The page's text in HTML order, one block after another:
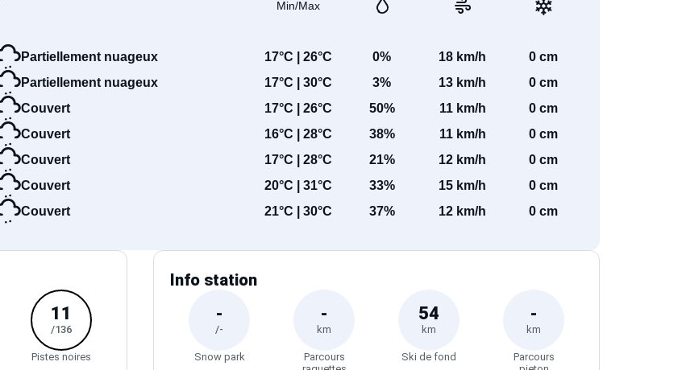
Min/Max
Partiellement nuageux 17°C | 26°C 0% 18 km/h 0 cm
Partiellement nuageux 17°C | 30°C 3% 13 km/h 0 cm
Couvert 17°C | 26°C 50% 11 km/h 0 cm
Couvert 16°C | 28°C 38% 11 km/h 0 cm
Couvert 17°C | 28°C 21% 12 km/h 0 cm
Couvert 20°C | 31°C 33% 15 km/h 0 cm
Couvert 21°C | 30°C 37% 12 km/h 0 cm
11
/136
Pistes noires
Info station
-
/-
Snow park
-
km
Parcours
54
km
Ski de fond
-
km
Parcours